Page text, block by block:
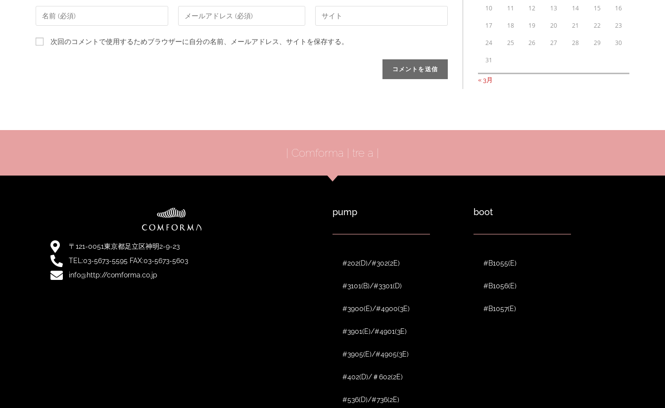
次回のコメントで使用するためブラウザーに自分の名前、メールアドレス、サイトを保存する。
10 11 12 13 14 15 16
17 18 19 20 21 22 23
24 25 26 27 28 29 30
31
« 3月
| Comforma | tre a |
〒121-0051東京都足立区神明2-9-23
TEL:03-5673-5595 FAX:03-5673-5603
info@http://comforma.co.jp
pump
#202(D)/#302(2E)
#3101(B)/#3301(D)
#3900(E)/#4900(3E)
#3901(E)/#4901(3E)
#3905(E)/#4905(3E)
#402(D)/＃602(2E)
#536(D)/#736(2E)
boot
#B1055(E)
#B1056(E)
#B1057(E)